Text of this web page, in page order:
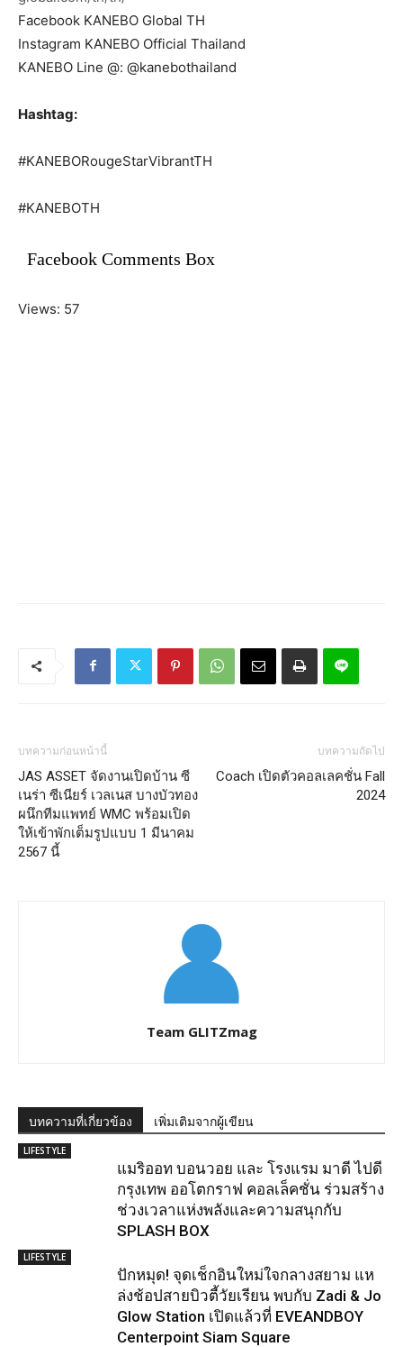
Facebook KANEBO Global TH
Instagram KANEBO Official Thailand
KANEBO Line @: @kanebothailand
Hashtag:
#KANEBORougeStarVibrantTH
#KANEBOTH
Facebook Comments Box
Views: 57
บทความก่อนหน้านี้
JAS ASSET จัดงานเปิดบ้าน ซี
เนร่า ซีเนียร์ เวลเนส บางบัวทอง
ผนึกทีมแพทย์ WMC พร้อมเปิด
ให้เข้าพักเต็มรูปแบบ 1 มีนาคม
2567 นี้
บทความถัดไป
Coach เปิดตัวคอลเลคชั่น Fall
2024
Team GLITZmag
บทความที่เกี่ยวข้อง เพิ่มเติมจากผู้เขียน
LIFESTYLE
แมริออท บอนวอย และ โรงแรม มาดี ไปดี
กรุงเทพ ออโตกราฟ คอลเล็คชั่น ร่วมสร้าง
ช่วงเวลาแห่งพลังและความสนุกกับ
SPLASH BOX
LIFESTYLE
ปักหมุด! จุดเช็กอินใหม่ใจกลางสยาม แห
ล่งช้อปสายบิวตี้วัยเรียน พบกับ Zadi & Jo
Glow Station เปิดแล้วที่ EVEANDBOY
Centerpoint Siam Square